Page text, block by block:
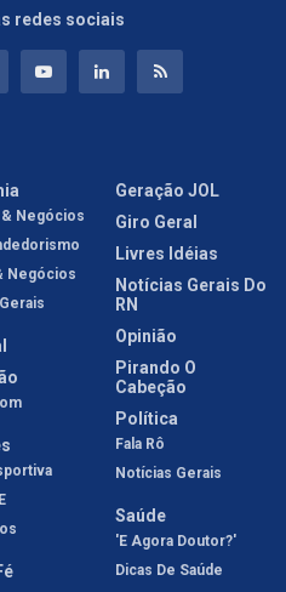
redes sociais
Negócios
Negócios
Geração JOL
Giro Geral
Livres Idéias
Notícias Gerais Do
RN
Opinião
Pirando O
Cabeção
Política
Fala Rô
Notícias Gerais
Saúde
'E Agora Doutor?'
Dicas De Saúde